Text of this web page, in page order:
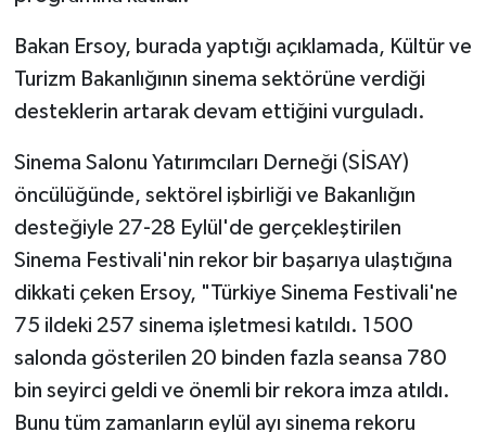
Bakan Ersoy, burada yaptığı açıklamada, Kültür ve
Turizm Bakanlığının sinema sektörüne verdiği
desteklerin artarak devam ettiğini vurguladı.
Sinema Salonu Yatırımcıları Derneği (SİSAY)
öncülüğünde, sektörel işbirliği ve Bakanlığın
desteğiyle 27-28 Eylül'de gerçekleştirilen
Sinema Festivali'nin rekor bir başarıya ulaştığına
dikkati çeken Ersoy, "Türkiye Sinema Festivali'ne
75 ildeki 257 sinema işletmesi katıldı. 1500
salonda gösterilen 20 binden fazla seansa 780
bin seyirci geldi ve önemli bir rekora imza atıldı.
Bunu tüm zamanların eylül ayı sinema rekoru